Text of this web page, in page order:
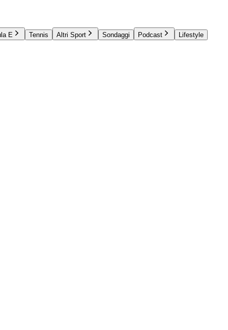
E Tennis Altri Sport Sondaggi Podcast Lifestyle